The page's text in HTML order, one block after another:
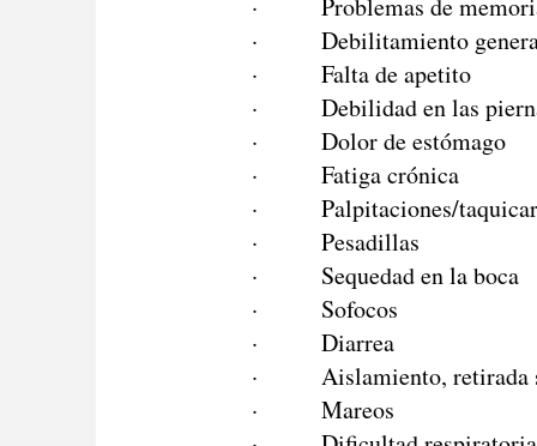
· Problemas de
· Debilitamiento
· Falta de apetito
· Debilidad en las
· Dolor de estómago
· Fatiga crónica
· Palpitaciones/
· Pesadillas
· Sequedad en la boca
· Sofocos
· Diarrea
· Aislamiento, retirada
· Mareos